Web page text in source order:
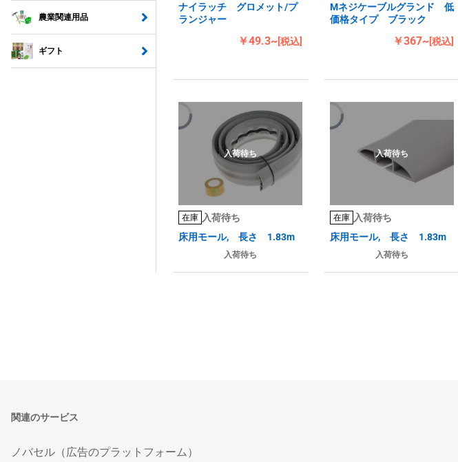
農業関連用品
ギフト
ナイラッチ グロメット/プ
ランジャー
￥49.3~[税込]
Mネジケーブルグランド 低
価格タイプ ブラック
￥367~[税込]
入荷待ち
在庫 入荷待ち
床用モール, 長さ 1.83m
入荷待ち
入荷待ち
在庫 入荷待ち
床用モール, 長さ 1.83m
入荷待ち
関連のサービス
ノバセル（広告のプラットフォーム）